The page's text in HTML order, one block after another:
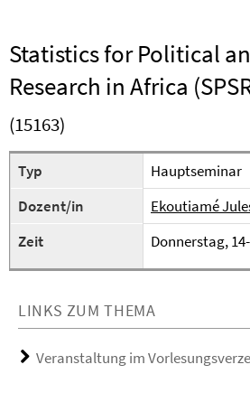
Statistics for Political
Research in Africa
(15163)
Typ
Hauptseminar
Dozent/in
Ekoutiamé
Zeit
Donnerstag,
LINKS ZUM THEMA
Veranstaltung im